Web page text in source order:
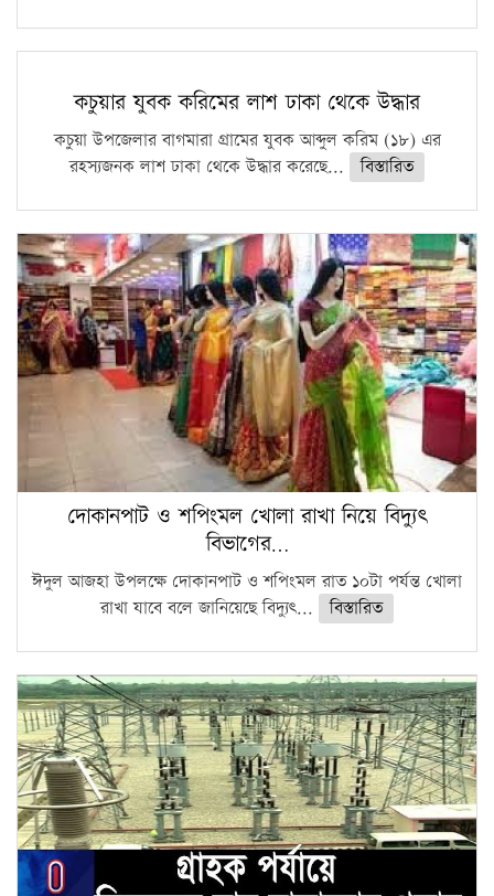
কচুয়ার যুবক করিমের লাশ ঢাকা থেকে উদ্ধার
কচুয়া উপজেলার বাগমারা গ্রামের যুবক আব্দুল করিম (১৮) এর
রহস্যজনক লাশ ঢাকা থেকে উদ্ধার করেছে...
বিস্তারিত
দোকানপাট ও শপিংমল খোলা রাখা নিয়ে বিদ্যুৎ
বিভাগের…
ঈদুল আজহা উপলক্ষে দোকানপাট ও শপিংমল রাত ১০টা পর্যন্ত খোলা
রাখা যাবে বলে জানিয়েছে বিদ্যুৎ...
বিস্তারিত